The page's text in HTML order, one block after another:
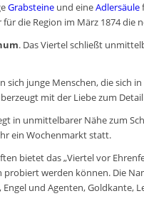
Grabsteine und eineAdlersäule
die Region im März 1874 die
. Das Viertel schließt
junge Menschen, die sich
mit der Liebe zum
in unmittelbarer Nähe zum
ein Wochenmarkt statt.
bietet das „Viertel vor
werden können. Die
und Agenten, Goldkante,